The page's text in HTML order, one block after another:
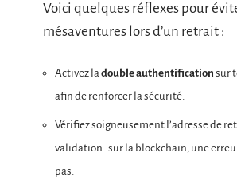
Voici quelques réflexes pour
mésaventures lors d’un retrait :
Activez la double authentification sur
afin de renforcer la sécurité.
Vérifiez soigneusement l’adresse de
validation : sur la blockchain, une
pas.